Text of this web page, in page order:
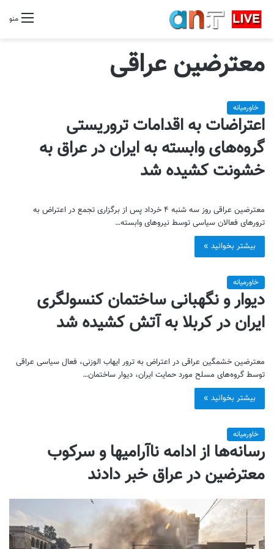
منو
معترضین عراقی
خاورمیانه
اعتراضات به اقدامات تروریستی
گروه‌های وابسته به ایران در عراق به
خشونت کشیده شد
معترضین عراقی روز سه شنبه ۴ خرداد پس از برگزاری تجمع در اعتراض به
ترورهای فعالان سیاسی توسط نیروهای وابسته…
بیشتر بخوانید »
خاورمیانه
دیوار و نگهبانی ساختمان کنسولگری
ایران در کربلا به آتش کشیده شد
معترضین خشمگین عراقی در اعتراض به ترور ایهاب الوزنی، فعال سیاسی عراقی
توسط گروه‌های مسلح مورد حمایت ایران، دیوار ساختمان…
بیشتر بخوانید »
خاورمیانه
رسانه‌ها از ادامه ناآرامیها و سرکوب
معترضین در عراق خبر دادند